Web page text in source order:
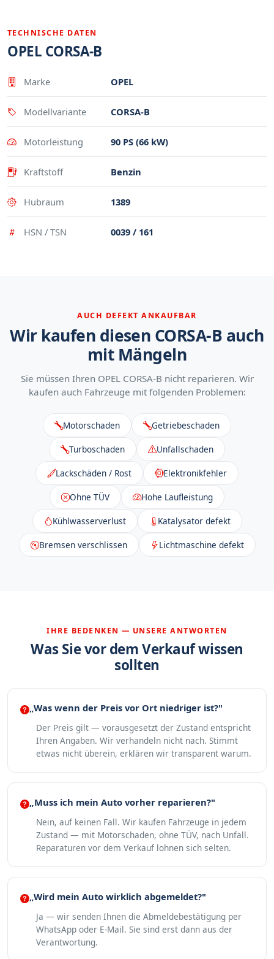
TECHNISCHE DATEN
OPEL CORSA-B
Eigenschaft
Marke OPEL
Modellvariante CORSA-B
Motorleistung 90 PS (66 kW)
Kraftstoff Benzin
Hubraum 1389
HSN / TSN 0039 / 161
AUCH DEFEKT ANKAUFBAR
Wir kaufen diesen CORSA-B auch
mit Mängeln
Sie müssen Ihren OPEL CORSA-B nicht reparieren. Wir
kaufen auch Fahrzeuge mit folgenden Problemen:
Motorschaden Getriebeschaden
Turboschaden Unfallschaden
Lackschäden / Rost Elektronikfehler
Ohne TÜV Hohe Laufleistung
Kühlwasserverlust Katalysator defekt
Bremsen verschlissen Lichtmaschine defekt
IHRE BEDENKEN — UNSERE ANTWORTEN
Was Sie vor dem Verkauf wissen
sollten
„Was wenn der Preis vor Ort niedriger ist?"
Der Preis gilt — vorausgesetzt der Zustand entspricht
Ihren Angaben. Wir verhandeln nicht nach. Stimmt
etwas nicht überein, erklären wir transparent warum.
„Muss ich mein Auto vorher reparieren?"
Nein, auf keinen Fall. Wir kaufen Fahrzeuge in jedem
Zustand — mit Motorschaden, ohne TÜV, nach Unfall.
Reparaturen vor dem Verkauf lohnen sich selten.
„Wird mein Auto wirklich abgemeldet?"
Ja — wir senden Ihnen die Abmeldebestätigung per
WhatsApp oder E-Mail. Sie sind erst dann aus der
Verantwortung.